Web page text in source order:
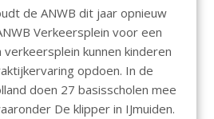
dI
n
de ANWB dit jaar opnieuw
Verkeersplein voor een
verkeersplein kunnen kinderen
opdoen. In de
doen 27 basisscholen mee
De klipper in IJmuiden.